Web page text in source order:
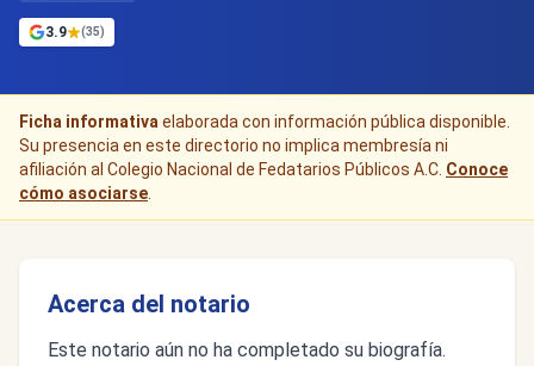
3.9 (35)
Ficha informativa elaborada con información pública disponible.
Su presencia en este directorio no implica membresía ni
afiliación al Colegio Nacional de Fedatarios Públicos A.C. Conoce
cómo asociarse
Acerca del notario
Este notario aún no ha completado su biografía.